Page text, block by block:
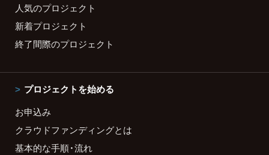
人気のプロジェクト
新着プロジェクト
終了間際のプロジェクト
プロジェクトを始める
お申込み
クラウドファンディングとは
基本的な手順・流れ